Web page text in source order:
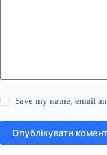
Save my name, email
Опублікувати